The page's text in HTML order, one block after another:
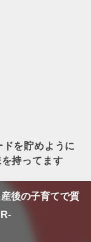
を貯めよう に
持ってます
後の子育てで質